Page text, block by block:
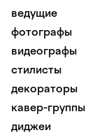
ведущие
фотографы
видеографы
стилисты
декораторы
кавер-группы
диджеи